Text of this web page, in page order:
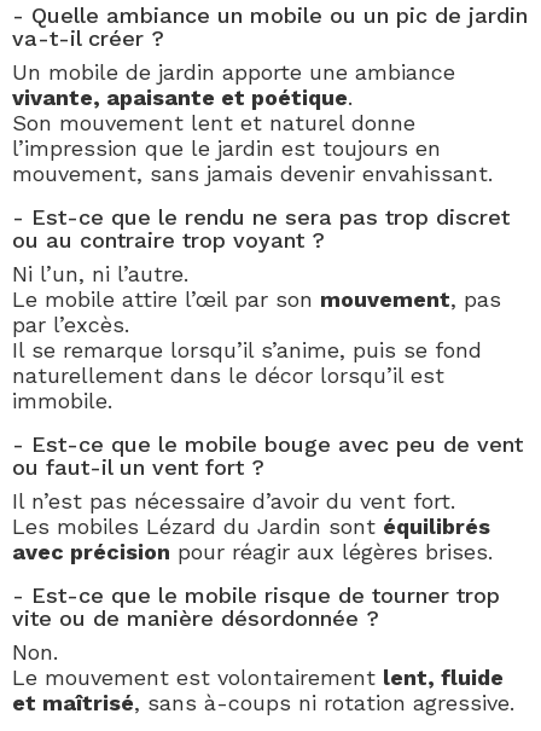
- Quelle ambiance un mobile ou un pic de jardin
va-t-il créer ?
Un mobile de jardin apporte une ambiance
vivante, apaisante et poétique.
Son mouvement lent et naturel donne
l’impression que le jardin est toujours en
mouvement, sans jamais devenir envahissant.
- Est-ce que le rendu ne sera pas trop discret
ou au contraire trop voyant ?
Ni l’un, ni l’autre.
Le mobile attire l’œil par son mouvement, pas
par l’excès.
Il se remarque lorsqu’il s’anime, puis se fond
naturellement dans le décor lorsqu’il est
immobile.
- Est-ce que le mobile bouge avec peu de vent
ou faut-il un vent fort ?
Il n’est pas nécessaire d’avoir du vent fort.
Les mobiles Lézard du Jardin sont équilibrés
avec précision pour réagir aux légères brises.
- Est-ce que le mobile risque de tourner trop
vite ou de manière désordonnée ?
Non.
Le mouvement est volontairement lent, fluide
et maîtrisé, sans à-coups ni rotation agressive.